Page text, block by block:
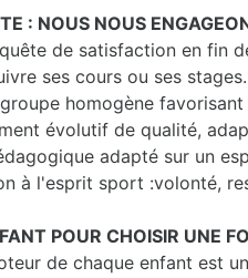
: NOUS NOUS
de satisfaction en fin
ses cours ou ses stages.
homogène
évolutif de qualité,
adapté sur un
à l'esprit sport :volonté,
POUR CHOISIR UNE
de chaque enfant est